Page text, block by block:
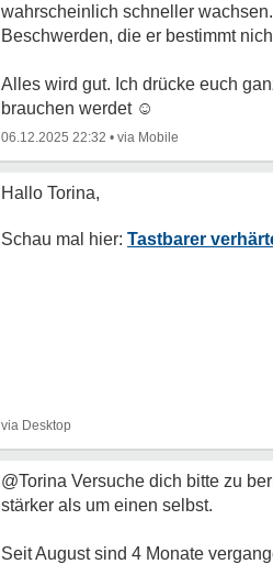
wahrscheinlich schneller
Beschwerden, die er bestimmt
Alles wird gut. Ich drücke euch
brauchen werdet ☺
06.12.2025 22:32 •
Tastbarer
@Torina Versuche dich bitte zu
stärker als um einen selbst.
Seit August sind 4 Monate